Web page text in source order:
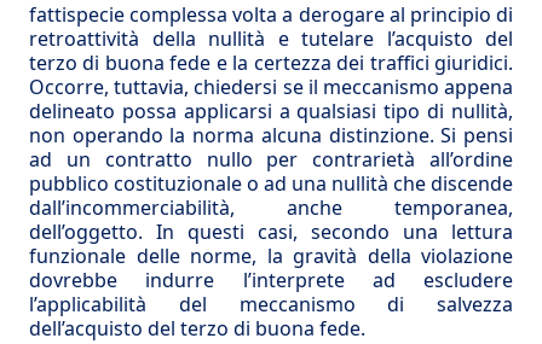
fattispecie complessa volta a derogare al principio di
retroattività della nullità e tutelare l’acquisto del
terzo di buona fede e la certezza dei traffici giuridici.
Occorre, tuttavia, chiedersi se il meccanismo appena
delineato possa applicarsi a qualsiasi tipo di nullità,
non operando la norma alcuna distinzione. Si pensi
ad un contratto nullo per contrarietà all’ordine
pubblico costituzionale o ad una nullità che discende
dall’incommerciabilità, anche temporanea,
dell’oggetto. In questi casi, secondo una lettura
funzionale delle norme, la gravità della violazione
dovrebbe indurre l’interprete ad escludere
l’applicabilità del meccanismo di salvezza
dell’acquisto del terzo di buona fede.